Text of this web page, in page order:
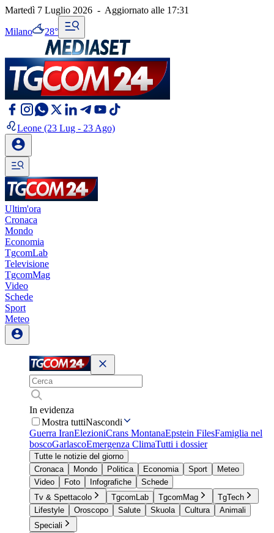
Martedì 7 Luglio 2026 - Aggiornato alle 17:31
Milano 28°
Leone (23 Lug - 23 Ago)
Ultim'ora
Cronaca
Mondo
Economia
TgcomLab
Televisione
TgcomMag
Video
Schede
Sport
Meteo
In evidenza
Mostra tuttiNascondi
Guerra IranElezioniCrans MontanaEpstein FilesFamiglia nel
boscoGarlascoEmergenza ClimaTutti i dossier
Tutte le notizie del giorno
Cronaca
Mondo Politica Economia Sport
Meteo
Video
Foto Infografiche
Schede
Tv & Spettacolo
TgcomLab TgcomMag
TgTech
Lifestyle
Oroscopo Salute Skuola Cultura
Animali
Speciali